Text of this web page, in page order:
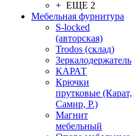
+ ЕЩЕ 2
Мебельная фурнитура
S-locked
(авторская)
Trodos (склад)
Зеркалодержатель
КАРАТ
Крючки
прутковые (Карат,
Самир, Р.)
Магнит
мебельный